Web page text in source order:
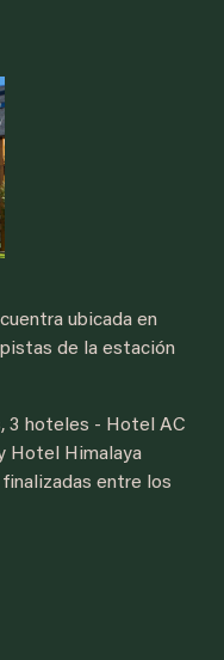
ubicada en
de la estación
3 hoteles - Hotel AC
Hotel Himalaya
entre los